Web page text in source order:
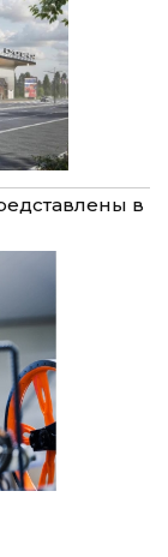
в